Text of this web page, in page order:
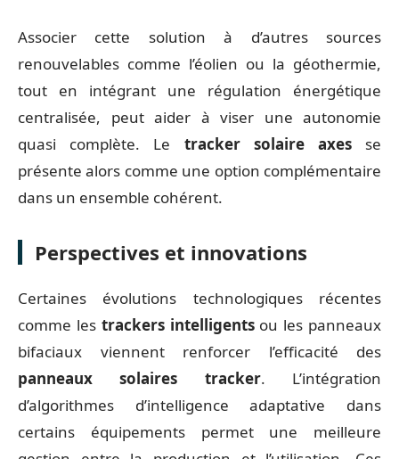
Associer cette solution à d’autres sources
renouvelables comme l’éolien ou la géothermie,
tout en intégrant une régulation énergétique
centralisée, peut aider à viser une autonomie
quasi complète. Le tracker solaire axesse
présente alors comme une option complémentaire
dans un ensemble cohérent.
Perspectives et innovations
Certaines évolutions technologiques récentes
comme les trackers intelligentsou les panneaux
bifaciaux viennent renforcer l’efficacité des
panneaux solaires tracker. L’intégration
d’algorithmes d’intelligence adaptative dans
certains équipements permet une meilleure